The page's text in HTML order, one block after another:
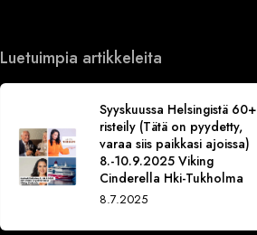
Luetuimpia artikkeleita
Syyskuussa Helsingistä 60+
risteily (Tätä on pyydetty,
varaa siis paikkasi ajoissa)
8.-10.9.2025 Viking
Cinderella Hki-Tukholma
8.7.2025